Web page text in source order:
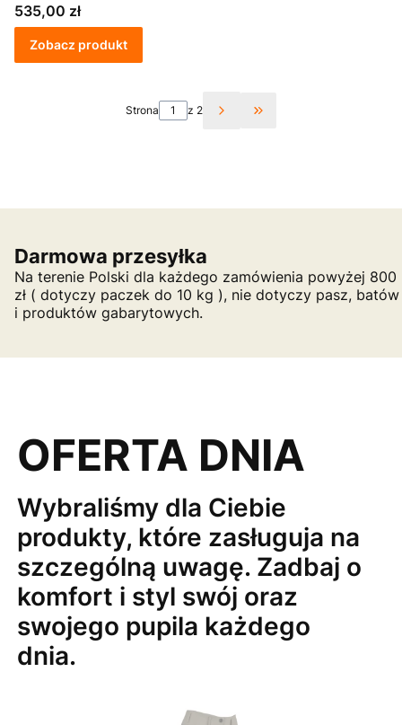
Cena
535,00 zł
Zobacz produkt
Strona z 2 Przejdź do ostatniej
Darmowa przesyłka
Na terenie Polski dla każdego zamówienia powyżej 800
zł ( dotyczy paczek do 10 kg ), nie dotyczy pasz, batów
i produktów gabarytowych.
OFERTA DNIA
Wybraliśmy dla Ciebie
produkty, które zasługuja na
szczególną uwagę. Zadbaj o
komfort i styl swój oraz
swojego pupila każdego
dnia.